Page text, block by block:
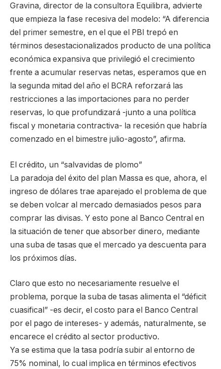
Gravina, director de la consultora Equilibra, advierte
que empieza la fase recesiva del modelo: “A diferencia
del primer semestre, en el que el PBI trepó en
términos desestacionalizados producto de una política
económica expansiva que privilegió el crecimiento
frente a acumular reservas netas, esperamos que en
la segunda mitad del año el BCRA reforzará las
restricciones a las importaciones para no perder
reservas, lo que profundizará -junto a una política
fiscal y monetaria contractiva- la recesión que habría
comenzado en el bimestre julio-agosto”, afirma.
El crédito, un “salvavidas de plomo”
La paradoja del éxito del plan Massa es que, ahora, el
ingreso de dólares trae aparejado el problema de que
se deben volcar al mercado demasiados pesos para
comprar las divisas. Y esto pone al Banco Central en
la situación de tener que absorber dinero, mediante
una suba de tasas que el mercado ya descuenta para
los próximos días.
Claro que esto no necesariamente resuelve el
problema, porque la suba de tasas alimenta el “déficit
cuasifical” -es decir, el costo para el Banco Central
por el pago de intereses- y además, naturalmente, se
encarece el crédito al sector productivo.
Ya se estima que la tasa podría subir al entorno de
75% nominal, lo cual implica en términos efectivos